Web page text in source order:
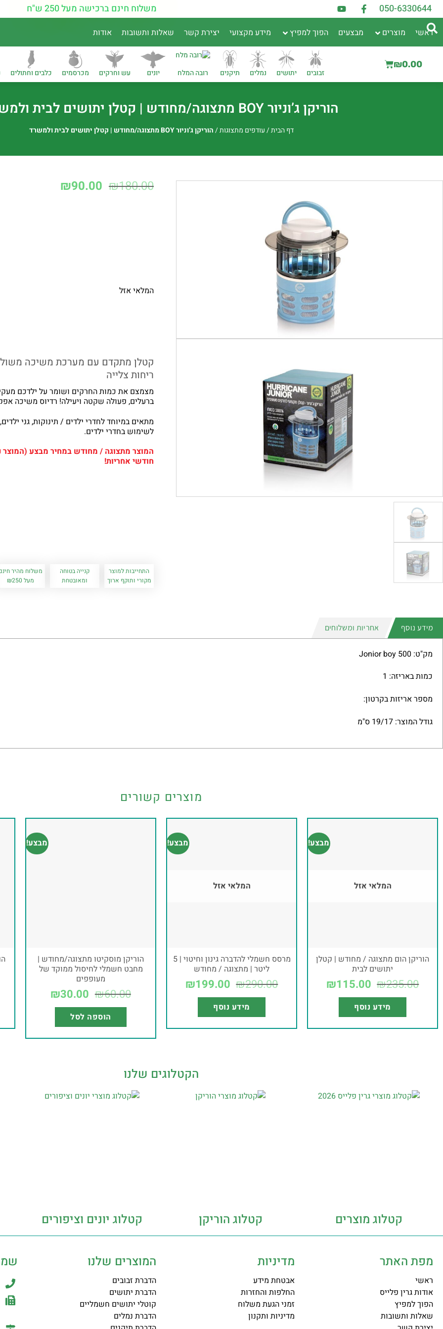
050-6330644 משלוח חינם ברכישה מעל 250 ש"ח
ראשי מוצרים מבצעים הפוך למפיץ מידע מקצועי יצירת קשר שאלות ותשובות אודות
₪0.00
זבובים יתושים נמלים תיקנים רובה המלח יונים עש וחרקים מכרסמים כלבים וחתולים
הוריקן ג’וניור BOY מתצוגה/מחודש | קטלן יתושים לבית ולמשרד
דף הבית/עודפים מתצוגות/הוריקן ג’וניור BOY מתצוגה/מחודש | קטלן יתושים לבית ולמשרד
₪180.00
₪90.00
המלאי אזל
קטלן מתקדם עם מערכת משיכה
ריחות צלייה
מצמצם את כמות החרקים ושומר על ילדכם
ברעלים, פעולה שקטה ויעילה! רדיוס משיכה אפקטיבי
לשימוש בחדרי ילדים.
חודשי אחריות!
התחייבות למוצר
מקורי ותוקף ארוך
קנייה בטוחה
ומאובטחת
משלוח מהיר
מעל ₪250
מידע נוסף אחריות ומשלוחים
מק"ט: 500 Jonior boy
כמות באריזה: 1
מספר אריזות בקרטון:
גודל המוצר: 19/17 ס"מ
מוצרים קשורים
מבצע!
המלאי אזל
הוריקן הום מתצוגה / מחודש | קטלן
יתושים לבית
₪235.00
₪115.00
מידע נוסף
מבצע!
המלאי אזל
מרסס חשמלי להדברה גינון וחיטוי | 5
ליטר | מתצוגה / מחודש
₪290.00
₪199.00
מידע נוסף
מבצע!
הוריקן מוסקיטו מתצוגה/מחודש |
מחבט חשמלי לחיסול ממוקד של
מעופפים
₪60.00
₪30.00
הוספה לסל
הקטלוגים שלנו
קטלוג מוצרים קטלוג הוריקן קטלוג יונים וציפורים
מפת האתר
ראשי
אודות גרין פלייס
הפוך למפיץ
שאלות ותשובות
מדיניות
אבטחת מידע
החלפות והחזרות
זמני הגעת משלוח
מדיניות ותקנון
המוצרים שלנו
הדברת זבובים
הדברת יתושים
קוטלי יתושים חשמליים
הדברת נמלים